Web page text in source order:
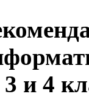
и 4